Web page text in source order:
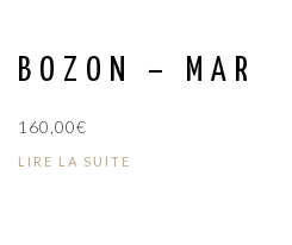
BOZON – MAR
160,00€
LIRE LA SUITE